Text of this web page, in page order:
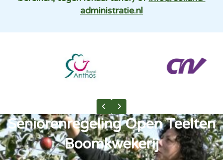
administratie.nl
Previous slideNext slide
Seniorenregeling Open Teelten
Boomkwekerij